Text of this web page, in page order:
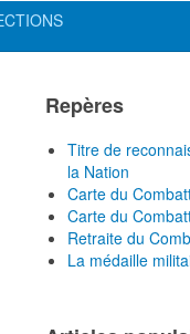
Repères
Titre de
la Nation
Carte du
Carte du
Retraite du
La médaille